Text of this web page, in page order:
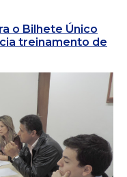
o Bilhete Único
treinamento de